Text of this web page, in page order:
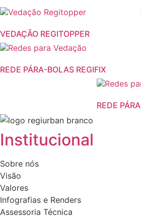
VEDAÇÃO REGITOPPER
REDE PÁRA-BOLAS REGIFIX
REDE
Institucional
Sobre nós
Visão
Valores
Infografias e Renders
Assessoria Técnica